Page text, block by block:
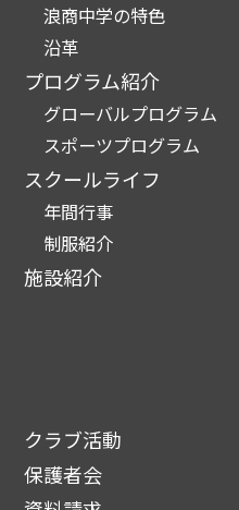
浪商中学の特色
沿革
プログラム紹介
グローバルプログラム
スポーツプログラム
スクールライフ
年間行事
制服紹介
施設紹介
クラブ活動
保護者会